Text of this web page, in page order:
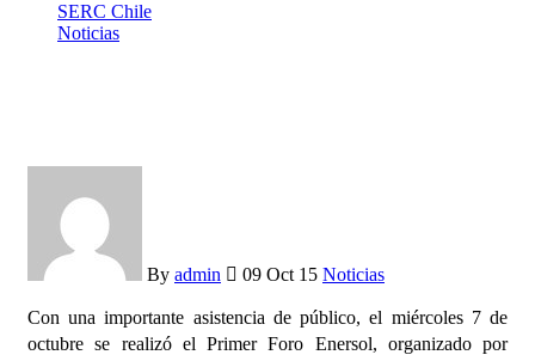
SERC Chile
Noticias
By admin 09 Oct 15 Noticias
Con una importante asistencia de público, el miércoles 7 de
octubre se realizó el Primer Foro Enersol, organizado por